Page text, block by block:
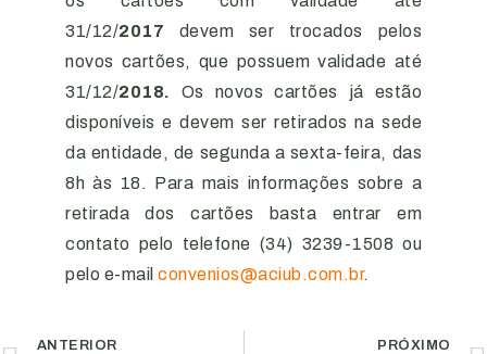
31/12/2017 devem ser trocados pelos
novos cartões, que possuem validade até
31/12/2018. Os novos cartões
já estão
disponíveis e devem ser retirados na sede
da entidade, de segunda a sexta-feira, das
8h às 18. Para mais informações sobre a
retirada dos cartões basta entrar em
contato pelo telefone (34) 3239-1508 ou
pelo e-mail convenios@aciub.com.br.
ANTERIOR PRÓXIMO